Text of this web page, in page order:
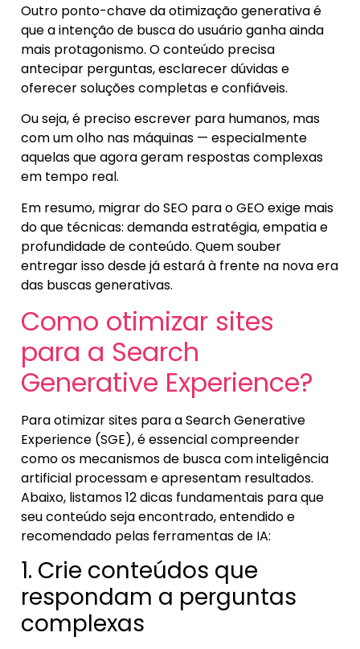
Outro ponto-chave da otimização generativa é
que a intenção de busca do usuário ganha ainda
mais protagonismo. O conteúdo precisa
antecipar perguntas, esclarecer dúvidas e
oferecer soluções completas e confiáveis.
Ou seja, é preciso escrever para humanos, mas
com um olho nas máquinas — especialmente
aquelas que agora geram respostas complexas
em tempo real.
Em resumo, migrar do SEO para o GEO exige mais
do que técnicas: demanda estratégia, empatia e
profundidade de conteúdo. Quem souber
entregar isso desde já estará à frente na nova era
das buscas generativas.
Como otimizar sites
para a Search
Generative Experience?
Para otimizar sites para a Search Generative
Experience (SGE), é essencial compreender
como os mecanismos de busca com inteligência
artificial processam e apresentam resultados.
Abaixo, listamos 12 dicas fundamentais para que
seu conteúdo seja encontrado, entendido e
recomendado pelas ferramentas de IA:
1. Crie conteúdos que
respondam a perguntas
complexas